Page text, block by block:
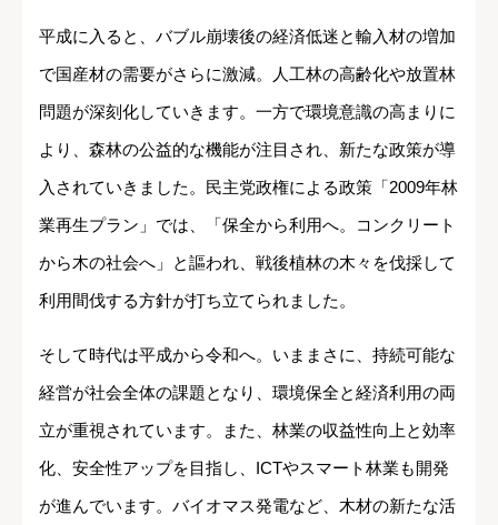
平成に入ると、バブル崩壊後の経済低迷と輸入材の増加
で国産材の需要がさらに激減。人工林の高齢化や放置林
問題が深刻化していきます。一方で環境意識の高まりに
より、森林の公益的な機能が注目され、新たな政策が導
入されていきました。民主党政権による政策「2009年林
業再生プラン」では、「保全から利用へ。コンクリート
から木の社会へ」と謳われ、戦後植林の木々を伐採して
利用間伐する方針が打ち立てられました。
そして時代は平成から令和へ。いままさに、持続可能な
経営が社会全体の課題となり、環境保全と経済利用の両
立が重視されています。また、林業の収益性向上と効率
化、安全性アップを目指し、ICTやスマート林業も開発
が進んでいます。バイオマス発電など、木材の新たな活